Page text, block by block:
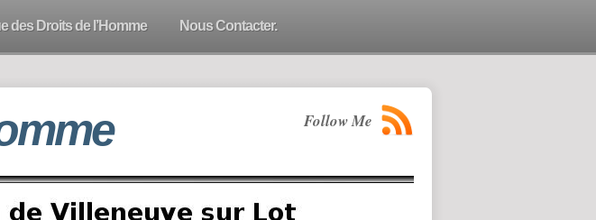
des Droits de l’Homme Nous Contacter.
Follow Me